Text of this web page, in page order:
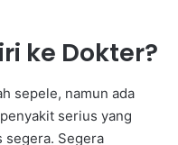
ke Dokter?
sepele, namun ada
serius yang
segera. Segera